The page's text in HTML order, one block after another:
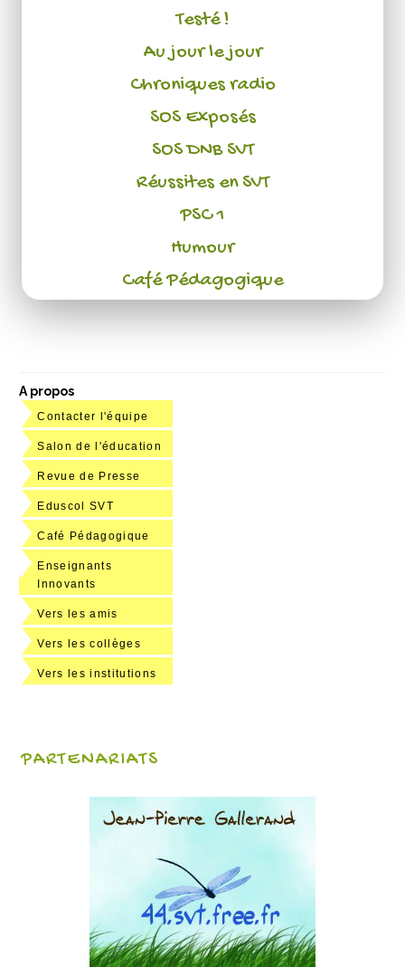
Testé !
Au jour le jour
Chroniques radio
SOS Exposés
SOS DNB SVT
Réussites en SVT
PSC 1
Humour
Café Pédagogique
A propos
Contacter l'équipe
Salon de l'éducation
Revue de Presse
Eduscol SVT
Café Pédagogique
Enseignants
Innovants
Vers les amis
Vers les collèges
Vers les institutions
PARTENARIATS